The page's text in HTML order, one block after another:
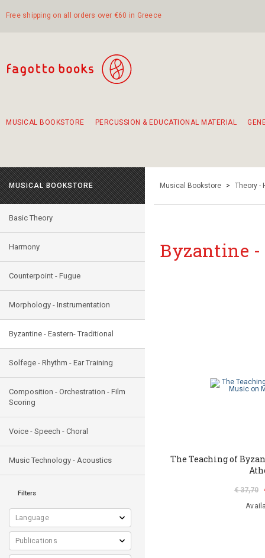
Free shipping on all orders over €60 in Greece
MUSICAL BOOKSTORE PERCUSSION & EDUCATIONAL MATERIAL
MUSICAL BOOKSTORE
Basic Theory
Harmony
Counterpoint - Fugue
Morphology - Instrumentation
Byzantine - Eastern- Traditional
Solfege - Rhythm - Ear Training
Composition - Orchestration - Film
Scoring
Voice - Speech - Choral
Music Technology - Acoustics
Filters
Musical Bookstore > Theory -
Byzantine
The Teaching of
€ 37,70